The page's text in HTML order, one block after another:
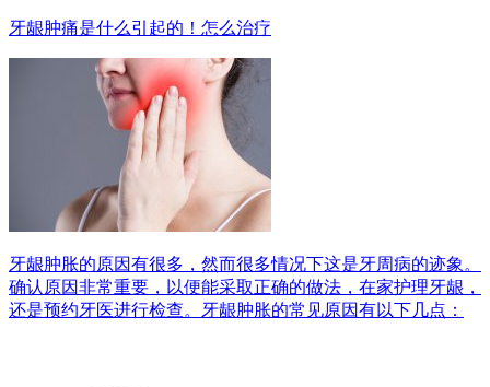
牙龈肿痛是什么引起的！怎么治疗
牙龈肿胀的原因有很多，然而很多情况下这是牙周病的迹象。
确认原因非常重要，以便能采取正确的做法，在家护理牙龈，
还是预约牙医进行检查。牙龈肿胀的常见原因有以下几点：